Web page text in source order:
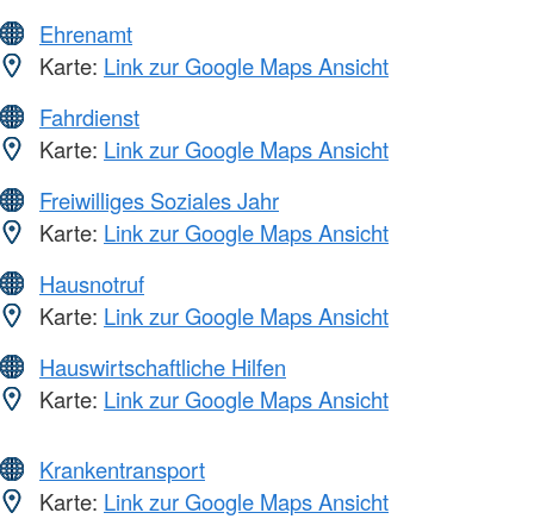
Ehrenamt
Karte: Link zur Google Maps Ansicht
Fahrdienst
Karte: Link zur Google Maps Ansicht
Freiwilliges Soziales Jahr
Karte: Link zur Google Maps Ansicht
Hausnotruf
Karte: Link zur Google Maps Ansicht
Hauswirtschaftliche Hilfen
Karte: Link zur Google Maps Ansicht
Krankentransport
Karte: Link zur Google Maps Ansicht